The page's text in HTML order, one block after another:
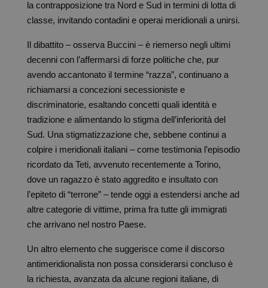
la contrapposizione tra Nord e Sud in termini di lotta di
classe, invitando contadini e operai meridionali a unirsi.
Il dibattito – osserva Buccini – è riemerso negli ultimi
decenni con l’affermarsi di forze politiche che, pur
avendo accantonato il termine “razza”, continuano a
richiamarsi a concezioni secessioniste e
discriminatorie, esaltando concetti quali identità e
tradizione e alimentando lo stigma dell’inferiorità del
Sud. Una stigmatizzazione che, sebbene continui a
colpire i meridionali italiani – come testimonia l’episodio
ricordato da Teti, avvenuto recentemente a Torino,
dove un ragazzo è stato aggredito e insultato con
l’epiteto di “terrone” – tende oggi a estendersi anche ad
altre categorie di vittime, prima fra tutte gli immigrati
che arrivano nel nostro Paese.
Un altro elemento che suggerisce come il discorso
antimeridionalista non possa considerarsi concluso è
la richiesta, avanzata da alcune regioni italiane, di